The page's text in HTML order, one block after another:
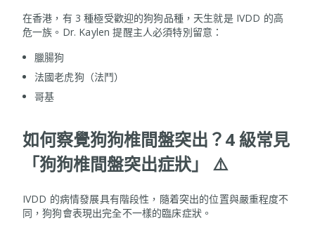
在香港，有 3 種極受歡迎的狗狗品種，天生就是 IVDD 的高
危一族。Dr. Kaylen 提醒主人必須特別留意：
臘腸狗
法國老虎狗（法鬥）
哥基
如何察覺狗狗椎間盤突出？4 級常見
「狗狗椎間盤突出症狀」 ⚠️
IVDD 的病情發展具有階段性，隨着突出的位置與嚴重程度不
同，狗狗會表現出完全不一樣的臨床症狀。